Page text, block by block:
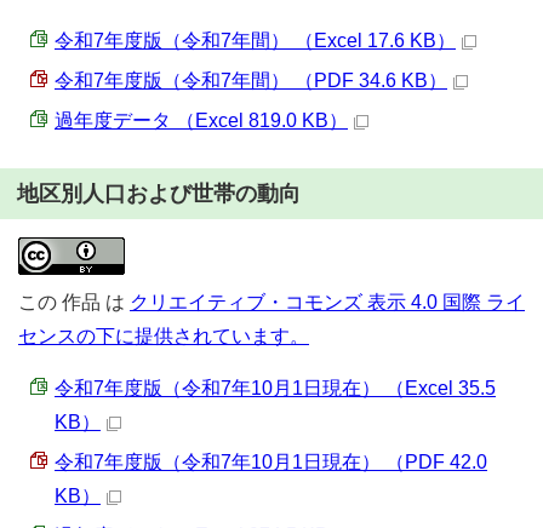
令和7年度版（令和7年間） （Excel 17.6 KB）
令和7年度版（令和7年間） （PDF 34.6 KB）
過年度データ （Excel 819.0 KB）
地区別人口および世帯の動向
この 作品 は クリエイティブ・コモンズ 表示 4.0 国際 ライ
センスの下に提供されています。
令和7年度版（令和7年10月1日現在） （Excel 35.5
KB）
令和7年度版（令和7年10月1日現在） （PDF 42.0
KB）